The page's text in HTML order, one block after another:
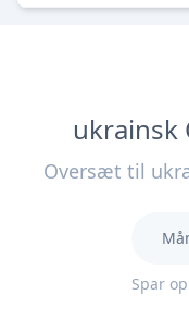
Oversæt til
Spar